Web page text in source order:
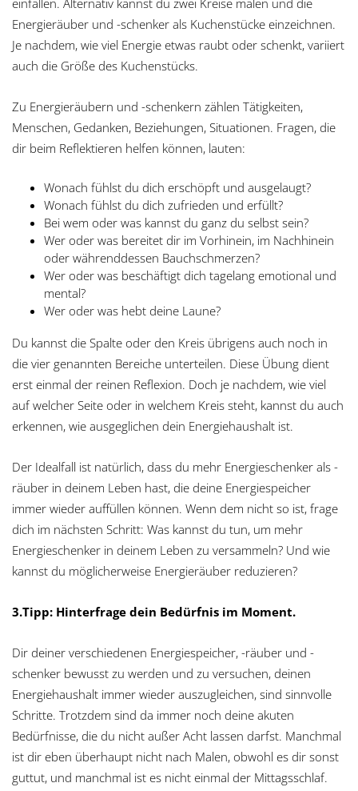
Energieräuber und -schenker als Kuchenstücke einzeichnen.
Je nachdem, wie viel Energie etwas raubt oder schenkt, variiert
auch die Größe des Kuchenstücks.
Zu Energieräubern und -schenkern zählen Tätigkeiten,
Menschen, Gedanken, Beziehungen, Situationen. Fragen, die
dir beim Reflektieren helfen können, lauten:
Wonach fühlst du dich erschöpft und ausgelaugt?
Wonach fühlst du dich zufrieden und erfüllt?
Bei wem oder was kannst du ganz du selbst sein?
Wer oder was bereitet dir im Vorhinein, im Nachhinein
oder währenddessen Bauchschmerzen?
Wer oder was beschäftigt dich tagelang emotional und
mental?
Wer oder was hebt deine Laune?
Du kannst die Spalte oder den Kreis übrigens auch noch in
die vier genannten Bereiche unterteilen. Diese Übung dient
erst einmal der reinen Reflexion. Doch je nachdem, wie viel
auf welcher Seite oder in welchem Kreis steht, kannst du auch
erkennen, wie ausgeglichen dein Energiehaushalt ist.
Der Idealfall ist natürlich, dass du mehr Energieschenker als -
räuber in deinem Leben hast, die deine Energiespeicher
immer wieder auffüllen können. Wenn dem nicht so ist, frage
dich im nächsten Schritt: Was kannst du tun, um mehr
Energieschenker in deinem Leben zu versammeln? Und wie
kannst du möglicherweise Energieräuber reduzieren?
3.Tipp: Hinterfrage dein Bedürfnis im Moment.
Dir deiner verschiedenen Energiespeicher, -räuber und -
schenker bewusst zu werden und zu versuchen, deinen
Energiehaushalt immer wieder auszugleichen, sind sinnvolle
Schritte. Trotzdem sind da immer noch deine akuten
Bedürfnisse, die du nicht außer Acht lassen darfst. Manchmal
ist dir eben überhaupt nicht nach Malen, obwohl es dir sonst
guttut, und manchmal ist es nicht einmal der Mittagsschlaf.